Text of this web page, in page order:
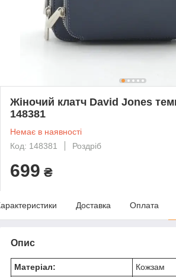
Жіночий клатч David Jones
148381
Немає в наявності
Код: 148381
Роздріб
699 ₴
Доставка Оплата
Опис
Матеріал:
Кожзам